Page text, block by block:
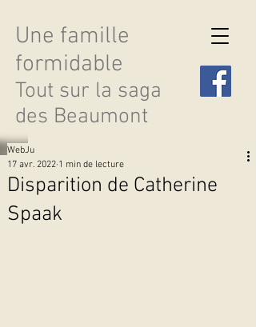
Une famille
formidable
Tout sur la saga
des Beaumont
Disparition de Catherine
Spaak
WebJu
17 avr. 2022 1 min de lecture